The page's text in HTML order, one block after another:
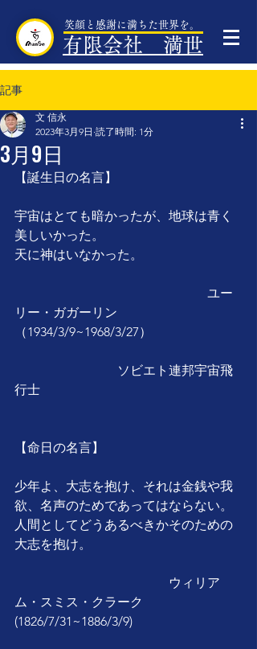
笑顔と感謝に満ちた世界を。
有限会社 満世
記事
3月9日
文 信永
2023年3月9日 読了時間: 1分
【誕生日の名言】
宇宙はとても暗かったが、地球は青く
美しいかった。
天に神はいなかった。
ユー
リー・ガガーリン
（1934/3/9~1968/3/27）
ソビエト連邦宇宙飛
行士
【命日の名言】
少年よ、大志を抱け、それは金銭や我
欲、名声のためであってはならない。
人間としてどうあるべきかそのための
大志を抱け。
ウィリア
ム・スミス・クラーク
(1826/7/31~1886/3/9)